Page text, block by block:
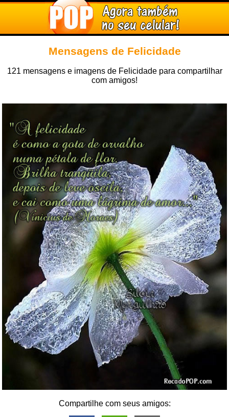
Mensagens de Felicidade
121 mensagens e imagens de Felicidade para compartilhar
com amigos!
Compartilhe com seus amigos: